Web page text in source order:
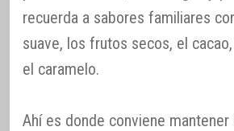
recuerda a sabores familiares
suave, los frutos secos, el
el caramelo.
Ahí es donde conviene mantener